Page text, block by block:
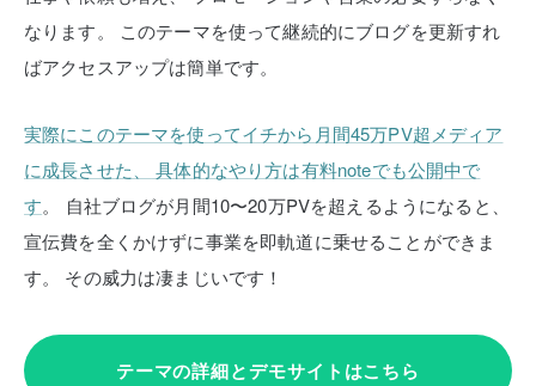
なります。
このテーマを使って継続的にブログを更新すれ
ばアクセスアップは簡単です。
実際にこのテーマを使ってイチから月間45万PV超メディア
に成長させた、
具体的なやり方は有料noteでも公開中で
す。
自社ブログが月間10〜20万PVを超えるようになると、
宣伝費を全くかけずに事業を即軌道に乗せることができま
す。
その威力は凄まじいです！
テーマの詳細とデモサイトはこちら